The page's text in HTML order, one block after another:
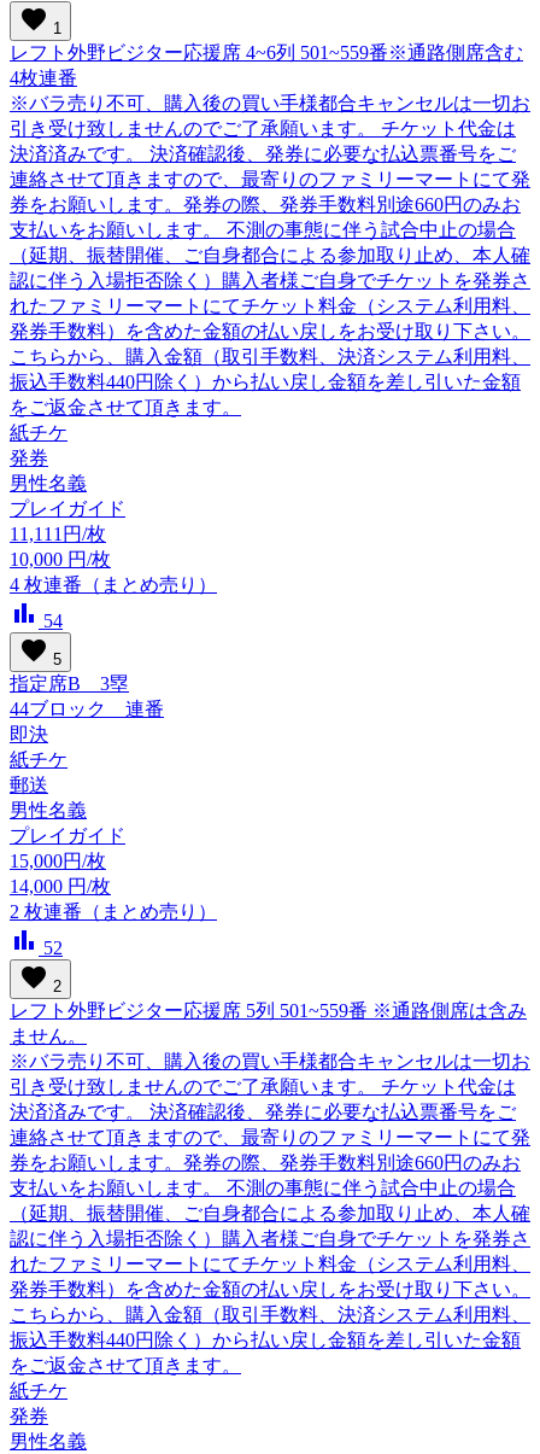
favorite 1
レフト外野ビジター応援席 4~6列 501~559番※通路側席含む
4枚連番
※バラ売り不可、購入後の買い手様都合キャンセルは一切お
引き受け致しませんのでご了承願います。 チケット代金は
決済済みです。 決済確認後、発券に必要な払込票番号をご
連絡させて頂きますので、最寄りのファミリーマートにて発
券をお願いします。発券の際、発券手数料別途660円のみお
支払いをお願いします。 不測の事態に伴う試合中止の場合
（延期、振替開催、ご自身都合による参加取り止め、本人確
認に伴う入場拒否除く）購入者様ご自身でチケットを発券さ
れたファミリーマートにてチケット料金（システム利用料、
発券手数料）を含めた金額の払い戻しをお受け取り下さい。
こちらから、購入金額（取引手数料、決済システム利用料、
振込手数料440円除く）から払い戻し金額を差し引いた金額
をご返金させて頂きます。
紙チケ
発券
男性名義
プレイガイド
11,111円/枚
10,000 円/枚
4 枚連番（まとめ売り）
bar_chart 54
favorite 5
指定席B 3塁
44ブロック 連番
即決
紙チケ
郵送
男性名義
プレイガイド
15,000円/枚
14,000 円/枚
2 枚連番（まとめ売り）
bar_chart 52
favorite 2
レフト外野ビジター応援席 5列 501~559番 ※通路側席は含み
ません。
※バラ売り不可、購入後の買い手様都合キャンセルは一切お
引き受け致しませんのでご了承願います。 チケット代金は
決済済みです。 決済確認後、発券に必要な払込票番号をご
連絡させて頂きますので、最寄りのファミリーマートにて発
券をお願いします。発券の際、発券手数料別途660円のみお
支払いをお願いします。 不測の事態に伴う試合中止の場合
（延期、振替開催、ご自身都合による参加取り止め、本人確
認に伴う入場拒否除く）購入者様ご自身でチケットを発券さ
れたファミリーマートにてチケット料金（システム利用料、
発券手数料）を含めた金額の払い戻しをお受け取り下さい。
こちらから、購入金額（取引手数料、決済システム利用料、
振込手数料440円除く）から払い戻し金額を差し引いた金額
をご返金させて頂きます。
紙チケ
発券
男性名義